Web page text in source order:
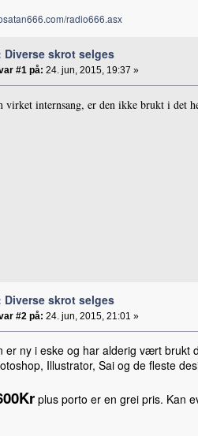
radio666.asx
Diverse skrot selges
#1 på: 24. jun, 2015, 19:37 »
virket internsang, er den ikke brukt i det
Diverse skrot selges
#2 på: 24. jun, 2015, 21:01 »
er ny i eske og har alderig vært brukt
Illustrator, Sai og de fleste
plus porto er en grei pris. Kan